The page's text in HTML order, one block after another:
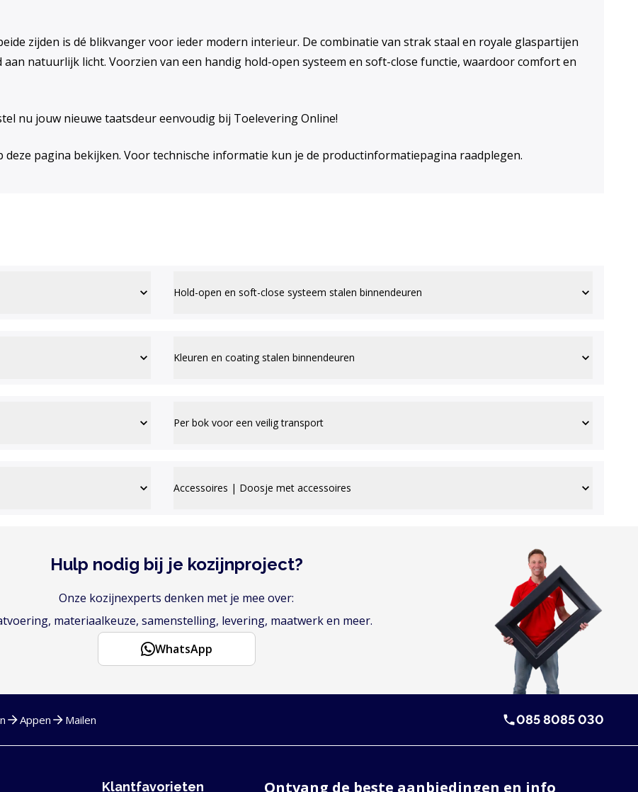
zijden is dé blikvanger voor ieder modern interieur. De combinatie van strak staal en royale glaspartijen
natuurlijk licht. Voorzien van een handig hold-open systeem en soft-close functie, waardoor comfort en
nu jouw nieuwe taatsdeur eenvoudig bij Toelevering Online!
pagina bekijken. Voor technische informatie kun je de productinformatiepagina raadplegen.
Hold-open en soft-close systeem stalen binnendeuren
Kleuren en coating stalen binnendeuren
Per bok voor een veilig transport
Accessoires | Doosje met accessoires
Hulp nodig bij je kozijnproject?
Onze kozijnexperts denken met je mee over:
materiaalkeuze, samenstelling, levering, maatwerk en meer.
WhatsApp
Appen Mailen 085 8085 030
Klantfavorieten Ontvang de beste aanbiedingen en info